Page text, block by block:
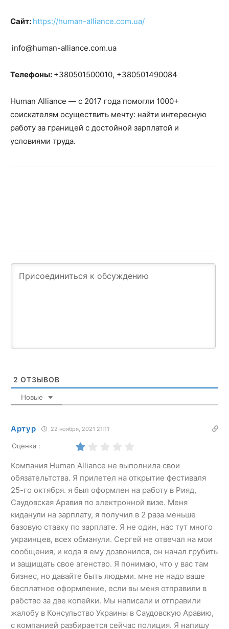
Сайт: https://human-alliance.com.ua/
info@human-alliance.com.ua
Телефоны: +380501500010, +380501490084
Human Alliance — c 2017 года помогли 1000+
соискателям осуществить мечту: найти интересную
работу за границей с достойной зарплатой и
условиями труда.
2 ОТЗЫВОВ
Новые
Артур 22 ноября, 2021 21:11
Оценка :
Компания Human Alliance не выполнила свои
обязательтства. Я прилетел на открытие фестиваля
25-го октября. я был оформлен на работу в Рияд,
Саудовская Аравия по электронной визе. Меня
киданули на зарплату, я получил в 2 раза меньше
базовую ставку по зарплате. Я не один, нас тут много
украинцев, всех обманули. Сергей не отвечал на мои
сообщения, и кода я ему дозвонился, он начал грубить
и защищать свое агенство. Я понимаю, что у вас там
бизнес, но давайте быть людьми. мне не надо ваше
бесплатное оформление, если вы меня отправили в
рабство за две копейки. Мы написали и отправили
жалобу в Консульство Украины в Саудовскую Аравию,
с компанией разбирается сейчас полиция. Я напишу